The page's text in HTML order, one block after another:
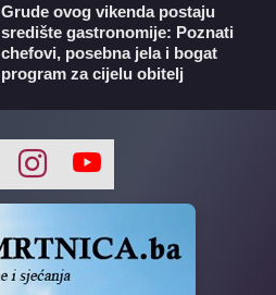
Grude ovog vikenda postaju
središte gastronomije: Poznati
chefovi, posebna jela i bogat
program za cijelu obitelj